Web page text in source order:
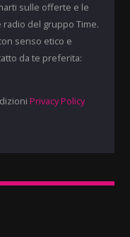
sulle offerte e le
del gruppo Time.
senso etico e
da te preferita:
Privacy Policy